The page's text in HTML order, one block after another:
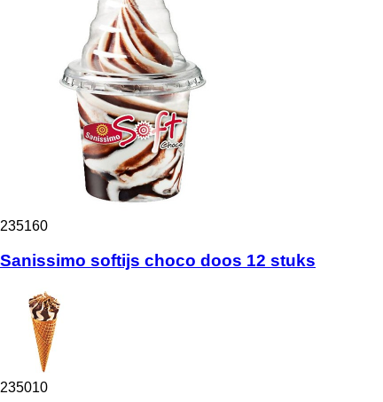
235160
Sanissimo softijs choco doos 12 stuks
235010